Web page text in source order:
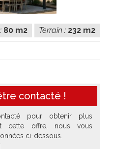
Terrain : 232 m2
80 m2
contacté !
pour obtenir plus
cette offre, nous vous
ci-dessous.